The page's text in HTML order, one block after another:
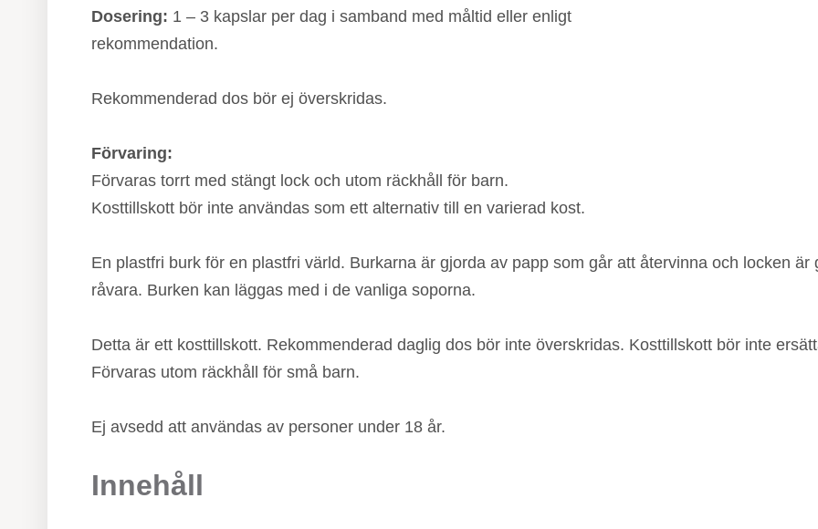
Dosering: 1 – 3 kapslar per dag i samband med måltid eller enligt
rekommendation.
Rekommenderad dos bör ej överskridas.
Förvaring:
Förvaras torrt med stängt lock och utom räckhåll för barn.
Kosttillskott bör inte användas som ett alternativ till en varierad kost.
En plastfri burk för en plastfri värld. Burkarna är gjorda av papp som går att återvinna och locken
råvara. Burken kan läggas med i de vanliga soporna.
Detta är ett kosttillskott. Rekommenderad daglig dos bör inte överskridas. Kosttillskott bör inte
Förvaras utom räckhåll för små barn.
Ej avsedd att användas av personer under 18 år.
Innehåll